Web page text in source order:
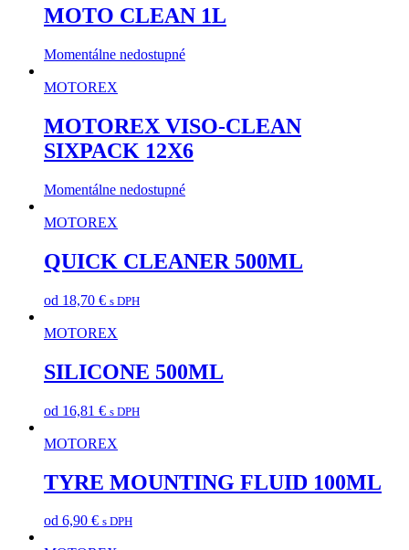
MOTO CLEAN 1L
Momentálne nedostupné
MOTOREX
MOTOREX VISO-CLEAN
SIXPACK 12X6
Momentálne nedostupné
MOTOREX
QUICK CLEANER 500ML
od 18,70 € s DPH
MOTOREX
SILICONE 500ML
od 16,81 € s DPH
MOTOREX
TYRE MOUNTING FLUID 100ML
od 6,90 € s DPH